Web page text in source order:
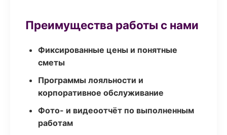
Преимущества работы с нами
Фиксированные цены и понятные
сметы
Программы лояльности и
корпоративное обслуживание
Фото- и видеоотчёт по выполненным
работам